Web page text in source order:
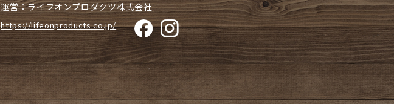
運営：ライフオンプロダクツ株式会社
https://lifeonproducts.co.jp/